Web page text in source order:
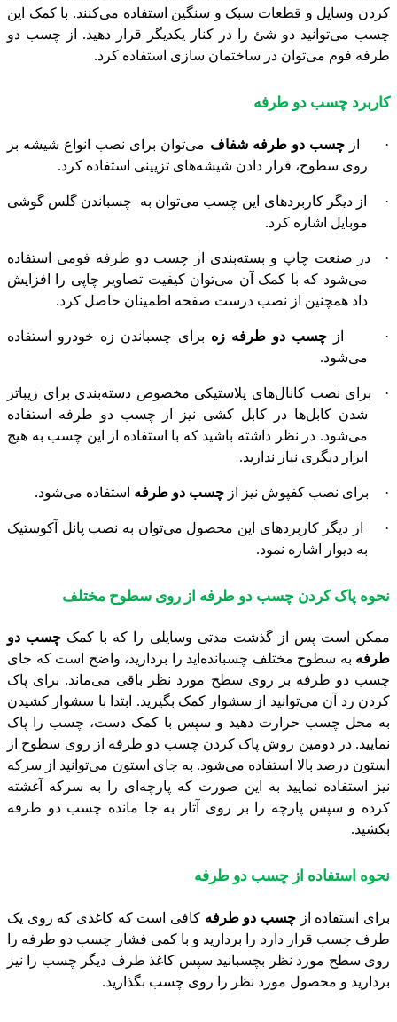
کردن وسایل و قطعات سبک و سنگین استفاده می‌کنند. با کمک این
چسب می‌توانید دو شئ را در کنار یکدیگر قرار دهید. از چسب دو
طرفه فوم می‌توان در ساختمان سازی استفاده کرد.
کاربرد چسب دو طرفه
· ازچسب دو طرفه شفاف می‌توان برای نصب انواع شیشه بر
روی سطوح، قرار دادن شیشه‌های تزیینی استفاده کرد.
· از دیگر کاربردهای این چسب می‌توان به
چسباندن گلس گوشی
موبایل اشاره کرد.
·
در صنعت چاپ و بسته‌بندی از چسب دو طرفه فومی استفاده
می‌شود که با کمک آن می‌توان کیفیت تصاویر چاپی را افزایش
داد همچنین از نصب درست صفحه اطمینان حاصل کرد.
· از چسب دو طرفه زه برای چسباندن زه خودرو استفاده
می‌شود.
·
برای نصب کانال‌های پلاستیکی مخصوص دسته‌بندی برای زیباتر
شدن کابل‌ها در کابل کشی نیز از چسب دو طرفه استفاده
می‌شود. در نظر داشته باشید که با استفاده از این چسب به هیچ
ابزار دیگری نیاز ندارید.
· برای نصب کفپوش نیز ازچسب دو طرفه استفاده می‌شود.
·
از دیگر کاربردهای این محصول می‌توان به نصب پانل آکوستیک
به دیوار اشاره نمود.
نحوه پاک کردن چسب دو طرفه از روی سطوح مختلف
ممکن است پس از گذشت مدتی وسایلی را که با کمک چسب دو
طرفه به سطوح مختلف چسبانده‌اید را بردارید، واضح است که جای
چسب دو طرفه بر روی سطح مورد نظر باقی می‌ماند. برای پاک
کردن رد آن می‌توانید از سشوار کمک بگیرید. ابتدا با سشوار کشیدن
به محل چسب حرارت دهید و سپس با کمک دست، چسب را پاک
نمایید. در دومین روش پاک کردن چسب دو طرفه از روی سطوح از
استون درصد بالا استفاده می‌شود. به جای استون می‌توانید از سرکه
نیز استفاده نمایید به این صورت که پارچه‌ای را به سرکه آغشته
کرده و سپس پارچه را بر روی آثار به جا مانده چسب دو طرفه
بکشید.
نحوه استفاده از چسب دو طرفه
برای استفاده از چسب دو طرفه کافی است که کاغذی که روی یک
طرف چسب قرار دارد را بردارید و با کمی فشار چسب دو طرفه را
روی سطح مورد نظر بچسبانید سپس کاغذ طرف دیگر چسب را نیز
بردارید و محصول مورد نظر را روی چسب بگذارید.